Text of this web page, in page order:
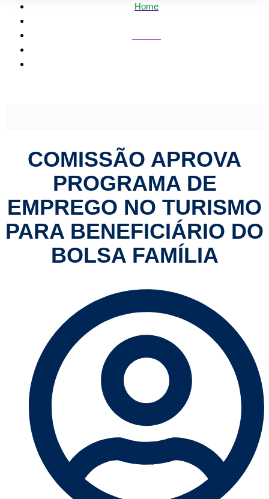
Home
COMISSÃO APROVA
PROGRAMA DE
EMPREGO NO TURISMO
PARA BENEFICIÁRIO DO
BOLSA FAMÍLIA